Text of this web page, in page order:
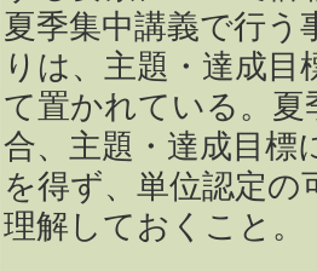
夏季集中講義で行う
りは、主題・達成
て置かれている。
合、主題・達成目標
を得ず、単位認定
理解しておくこと。